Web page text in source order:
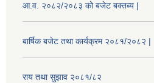
आ.व. २०८२/२०८३ को बजेट बक्तब्य |
बार्षिक बजेट तथा कार्यक्रम २०८१/२०८२ |
राय तथा सुझाव २०८१/८२